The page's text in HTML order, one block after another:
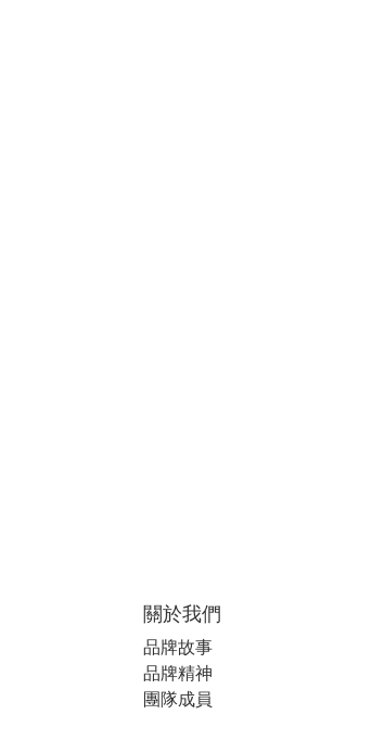
關於我們
品牌故事
品牌精神
團隊成員